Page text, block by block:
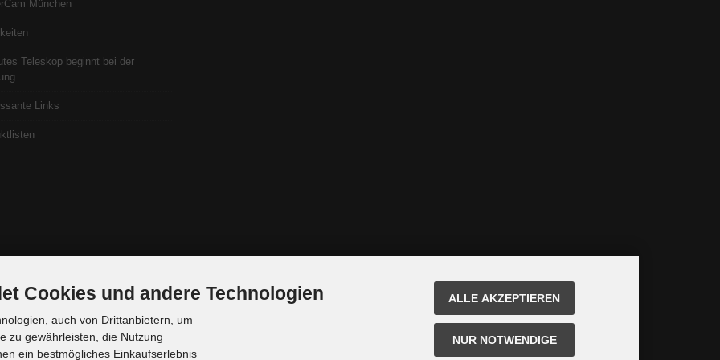
München
Teleskop beginnt bei der
Links
Cookies und andere Technologien
auch von Drittanbietern, um
zu gewährleisten, die Nutzung
ein bestmögliches Einkaufserlebnis
ALLE AKZEPTIEREN
NUR NOTWENDIGE